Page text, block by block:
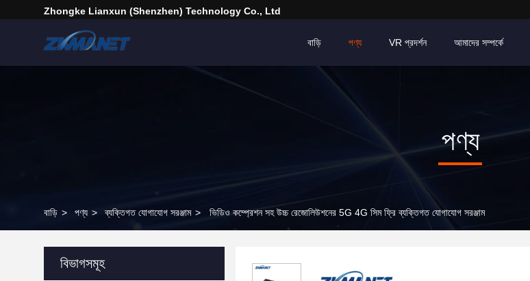
Zhongke Lianxun (Shenzhen) Technology Co., Ltd
বাড়ি পণ্য VR প্রদর্শন আমাদের সম্পর্কে
পণ্য
বাড়ি > পণ্য > ব্যক্তিগত যোগাযোগ সরঞ্জাম > ভিডিও কম্প্রেশন সহ উচ্চ রেজোলিউশনের 5G 4G সিম ফ্রি ব্যক্তিগত যোগাযোগ সরঞ্জাম
বিভাগসমূহ